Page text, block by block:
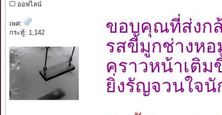
ออฟไลน์
เพศ:
กระทู้: 1,142
ขอบคุณที่ส่งก
รสขี้มูกช่างห
คราวหน้าเติม
ยิ่งรัญจวนใจ